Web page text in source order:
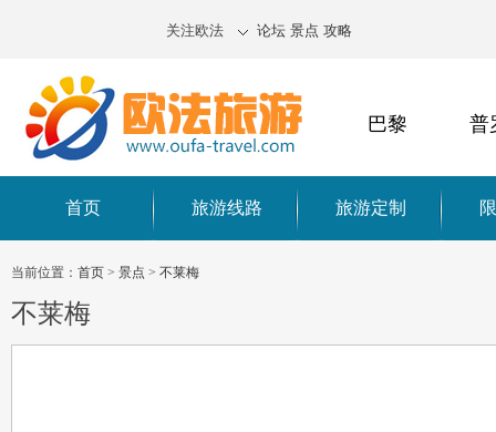
关注欧法 论坛 景点 攻略
巴黎 普
首页 旅游线路 旅游定制
当前位置： 首页 > 景点 > 不莱梅
不莱梅